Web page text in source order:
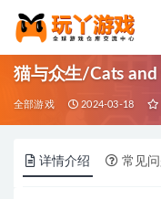
猫与众生/Cats
全部游戏 2024-03-18
详情介绍 常见